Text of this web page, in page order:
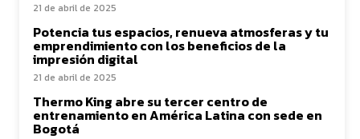
21 de abril de 2025
Potencia tus espacios, renueva atmosferas y tu
emprendimiento con los beneficios de la
impresión digital
21 de abril de 2025
Thermo King abre su tercer centro de
entrenamiento en América Latina con sede en
Bogotá